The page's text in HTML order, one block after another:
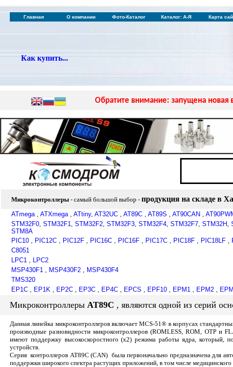
Главная О компании Фото-Каталог Каталог: А-Я Карта
Как купить...
Обратите внимание: запущена новая
Микроконтроллеры - самый большой выбор - продукция на складе в
ATmega, ATXmega, ATtiny, AT32UC , AT89C , AT89S , AT90CAN ,
STM32F0, STM32F1, STM32F2, STM32F3, STM32F4, STM32F7, STM32H,
STM8A
PIC10 , PIC12C , PIC12F , PIC16C , PIC16F , PIC17C , PIC18F , PIC18LF ,
C8051
LPC1 , LPC2
MSP430F1 , MSP430F2 , MSP430F4
TMS320
EP1C , EP1K , EP2C , EP3C , EP4C , EPCS , EPF10 , EPM1 , EPM2 ,
Микроконтроллеры AT89C , являются одной из серий
Данная линейка микроконтроллеров включает MCS-51® в корпусах
производные разновидности микроконтроллеров (ROMLESS, ROM, OTP и
имеют поддержку высокоскоростного (х2) режима работы ядра, который,
устройств.
Серия контроллеров AT89C (CAN) была первоначально предназначена для
поддержки широкого спектра растущих приложений, в том числе